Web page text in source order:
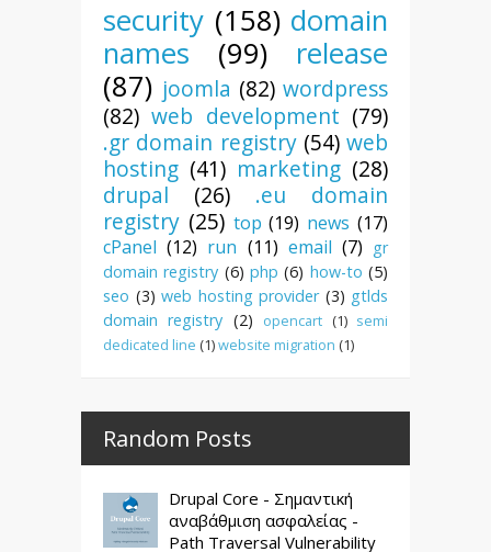
security (158) domain
names
(99)
release
(87) joomla (82) wordpress
(82) web development (79)
.gr domain registry (54) web
hosting (41) marketing (28)
drupal
(26)
.eu domain
registry (25) top (19) news (17)
cPanel (12) run (11) email (7) gr
domain registry (6) php (6) how-to (5)
seo (3) web hosting provider (3) gtlds
domain registry (2) opencart (1) semi
dedicated line (1)website migration (1)
Random Posts
Drupal Core - Σημαντική
αναβάθμιση ασφαλείας -
Path Traversal Vulnerability